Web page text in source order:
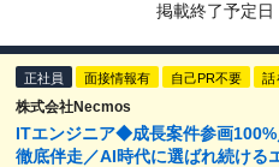
掲載終了予定日
正社員 面接情報有 自己PR不要 話
株式会社Necmos
ITエンジニア◆成長案件参画
徹底伴走／AI時代に選ばれ続ける